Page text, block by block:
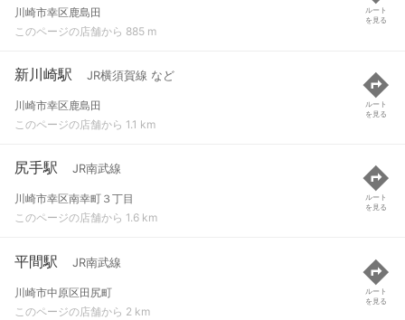
川崎市幸区鹿島田
このページの店舗から 885 m
ルート
を見る
新川崎駅 JR横須賀線 など
川崎市幸区鹿島田
このページの店舗から 1.1 km
ルート
を見る
尻手駅 JR南武線
川崎市幸区南幸町３丁目
このページの店舗から 1.6 km
ルート
を見る
平間駅 JR南武線
川崎市中原区田尻町
このページの店舗から 2 km
ルート
を見る